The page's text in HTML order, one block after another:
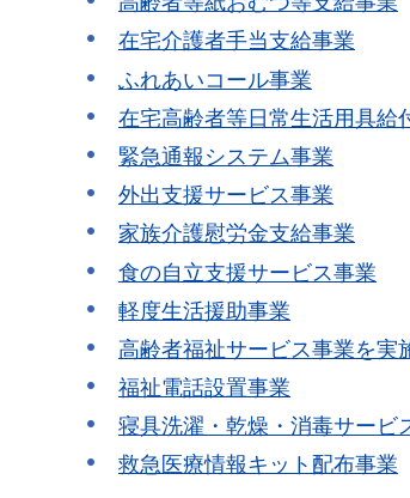
在宅介護者手当支給事業
ふれあいコール事業
在宅高齢者等日常生活用具給
緊急通報システム事業
外出支援サービス事業
家族介護慰労金支給事業
食の自立支援サービス事業
軽度生活援助事業
高齢者福祉サービス事業を実
福祉電話設置事業
寝具洗濯・乾燥・消毒サービ
救急医療情報キット配布事業